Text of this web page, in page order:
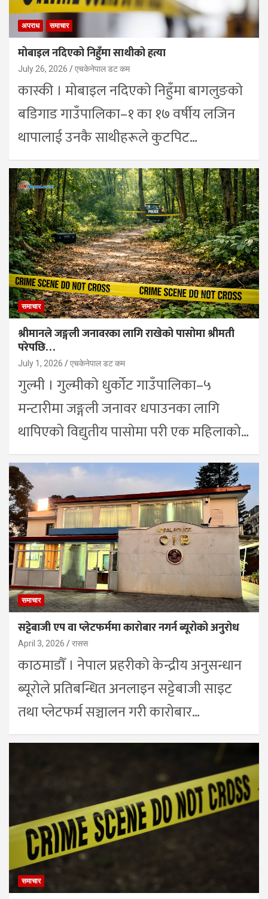
अपराध समाचार
मोबाइल नदिएको निहुँमा साथीको हत्या
July 26, 2026 एचकेनेपाल डट कम
कास्की । मोबाइल नदिएको निहुँमा बागलुङको
बडिगाड गाउँपालिका–१ का १७ वर्षीय लजिन
थापालाई उनकै साथीहरूले कुटपिट…
समाचार
श्रीमानले जङ्गली जनावरका लागि राखेको पासोमा श्रीमती
परेपछि…
July 1, 2026 एचकेनेपाल डट कम
गुल्मी । गुल्मीको धुर्कोट गाउँपालिका–५
मन्टारीमा जङ्गली जनावर धपाउनका लागि
थापिएको विद्युतीय पासोमा परी एक महिलाको…
समाचार
सट्टेबाजी एप वा प्लेटफर्ममा कारोबार नगर्न ब्यूरोको अनुरोध
April 3, 2026 रासस
काठमाडौँ । नेपाल प्रहरीको केन्द्रीय अनुसन्धान
ब्यूरोले प्रतिबन्धित अनलाइन सट्टेबाजी साइट
तथा प्लेटफर्म सञ्चालन गरी कारोबार…
समाचार